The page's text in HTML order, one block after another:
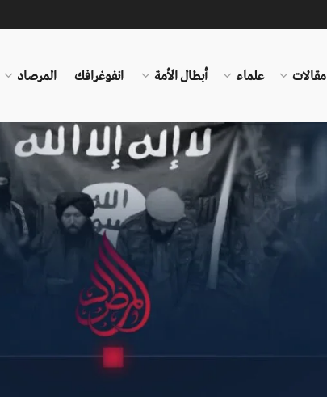
مقالات علماء أبطال الأمة انفوغرافك المرصاد